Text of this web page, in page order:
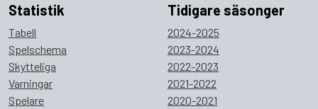
Statistik
Tabell
Spelschema
Skytteliga
Varningar
Spelare
Tidigare säsonger
2024-2025
2023-2024
2022-2023
2021-2022
2020-2021